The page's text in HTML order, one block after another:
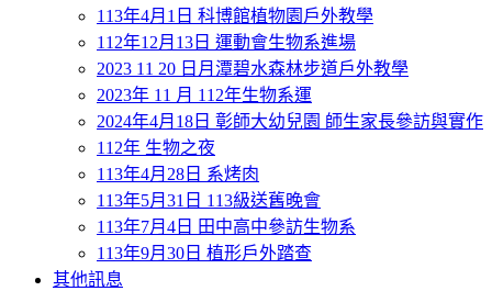
113年4月1日 科博館植物園戶外教學
112年12月13日 運動會生物系進場
2023 11 20 日月潭碧水森林步道戶外教學
2023年 11 月 112年生物系運
2024年4月18日 彰師大幼兒園 師生家長參訪與實作
112年 生物之夜
113年4月28日 系烤肉
113年5月31日 113級送舊晚會
113年7月4日 田中高中參訪生物系
113年9月30日 植形戶外踏查
其他訊息